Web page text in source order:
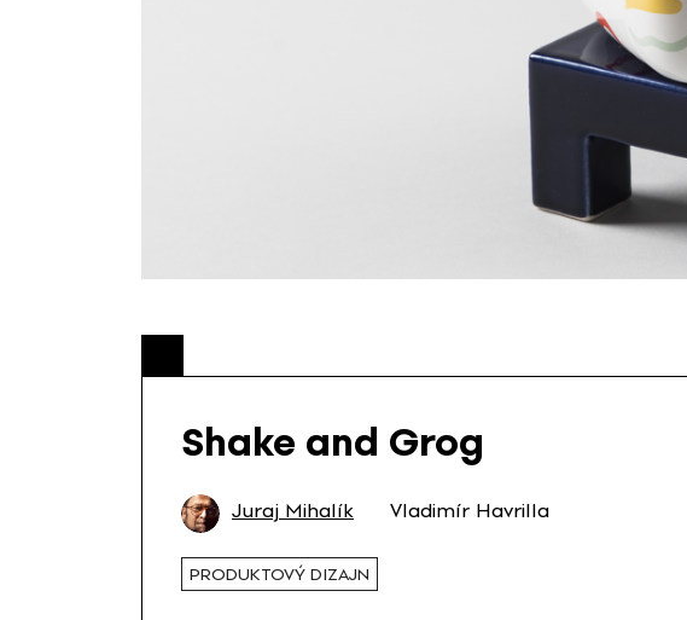
Shake and Grog
Juraj Mihalík Vladimír Havrilla
PRODUKTOVÝ DIZAJN